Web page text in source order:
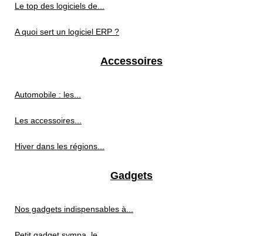
Le top des logiciels de...
A quoi sert un logiciel ERP ?
Accessoires
Automobile : les...
Les accessoires...
Hiver dans les régions...
Gadgets
Nos gadgets indispensables à...